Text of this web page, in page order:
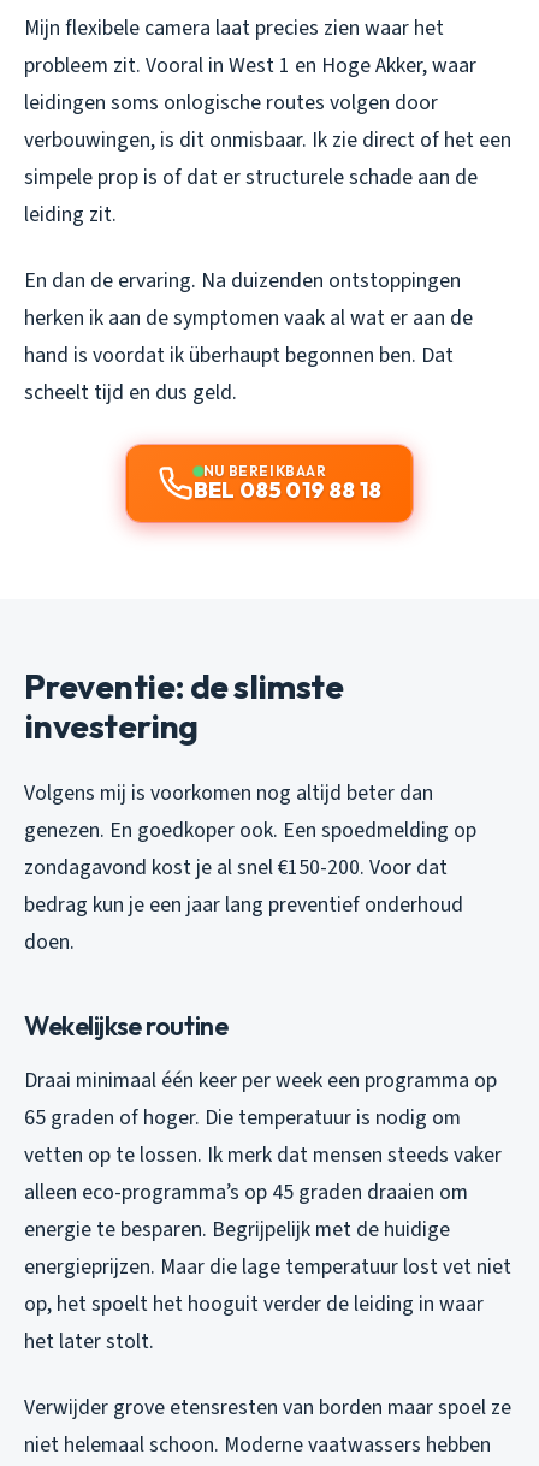
Mijn flexibele camera laat precies zien waar het
probleem zit. Vooral in West 1 en Hoge Akker, waar
leidingen soms onlogische routes volgen door
verbouwingen, is dit onmisbaar. Ik zie direct of het een
simpele prop is of dat er structurele schade aan de
leiding zit.
En dan de ervaring. Na duizenden ontstoppingen
herken ik aan de symptomen vaak al wat er aan de
hand is voordat ik überhaupt begonnen ben. Dat
scheelt tijd en dus geld.
NU BEREIKBAAR
BEL 085 019 88 18
Preventie: de slimste
investering
Volgens mij is voorkomen nog altijd beter dan
genezen. En goedkoper ook. Een spoedmelding op
zondagavond kost je al snel €150-200. Voor dat
bedrag kun je een jaar lang preventief onderhoud
doen.
Wekelijkse routine
Draai minimaal één keer per week een programma op
65 graden of hoger. Die temperatuur is nodig om
vetten op te lossen. Ik merk dat mensen steeds vaker
alleen eco-programma’s op 45 graden draaien om
energie te besparen. Begrijpelijk met de huidige
energieprijzen. Maar die lage temperatuur lost vet niet
op, het spoelt het hooguit verder de leiding in waar
het later stolt.
Verwijder grove etensresten van borden maar spoel ze
niet helemaal schoon. Moderne vaatwassers hebben